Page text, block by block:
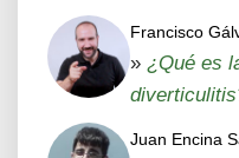
Francisco
» ¿Qué es
Juan Encina